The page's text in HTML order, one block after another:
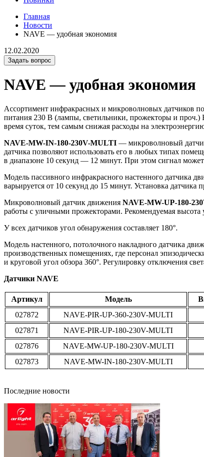
Главная
Новости
NAVE — удобная экономия
12.02.2020
Задать вопрос
NAVE — удобная экономия
Ассортимент инфракрасных и микроволновых датчиков
питания 230 В (лампы, светильники, прожекторы и проч.)
время суток, тем самым снижая расходы на
NAVE-MW-IN-180-230V-MULTI — микроволновый
датчика позволяют использовать его в любых типах
в диапазоне 10 секунд — 12 минут. При этом сигнал
Модель пассивного инфракрасного настенного датчика
варьируется от 10 секунд до 15 минут. Установка
Микроволновый датчик движения NAVE-MW-UP-180-
работы с уличными прожекторами. Рекомендуемая высота
У всех датчиков угол обнаружения составляет 180°.
Модель настенного, потолочного накладного датчика
производственных помещениях, где персонал
и круговой угол обзора 360°. Регулировку отключения
Датчики NAVE
Артикул Модель
027872
NAVE-PIR-UP-360-230V-MULTI
027871
NAVE-PIR-UP-180-230V-MULTI
027876
NAVE-MW-UP-180-230V-MULTI
027873
NAVE-MW-IN-180-230V-MULTI
Последние новости